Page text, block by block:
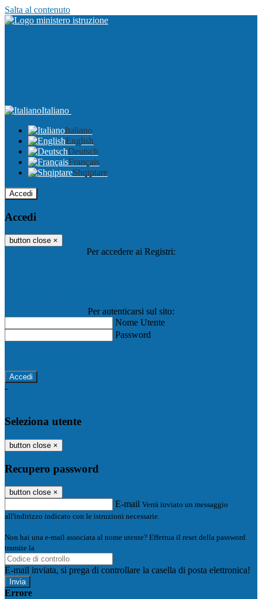
Salta al contenuto
Italiano
Italiano
English
Deutsch
Français
Shqiptare
Accedi
Accedi
button close ×
Per accedere ai Registri:
Per autenticarsi sul sito:
Nome Utente
Password
-
Seleziona utente
button close ×
Recupero password
button close ×
E-mail Verrà inviato un messaggio
all'indirizzo indicato con le istruzioni necessarie.
Non hai una e-mail associata al nome utente? Effettua il reset della password
tramite la
E-mail inviata, si prega di controllare la casella di posta elettronica!
Errore